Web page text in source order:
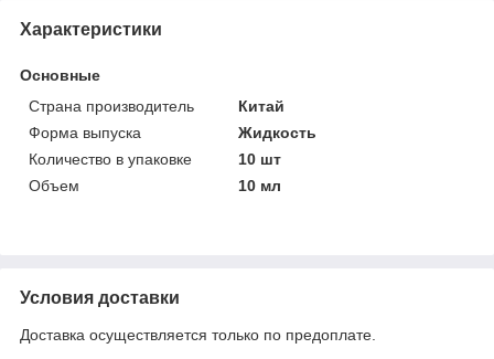
Характеристики
Основные
Страна производитель
Китай
Форма выпуска
Жидкость
Количество в упаковке
10 шт
Объем
10 мл
Условия доставки
Доставка осуществляется только по предоплате.